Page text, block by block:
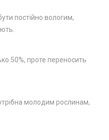
постійно вологим,
50%, проте переносить
молодим рослинам,